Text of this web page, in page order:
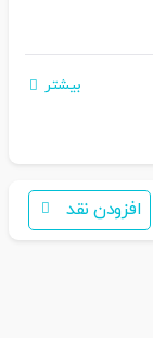
بیشتر
افزودن نقد